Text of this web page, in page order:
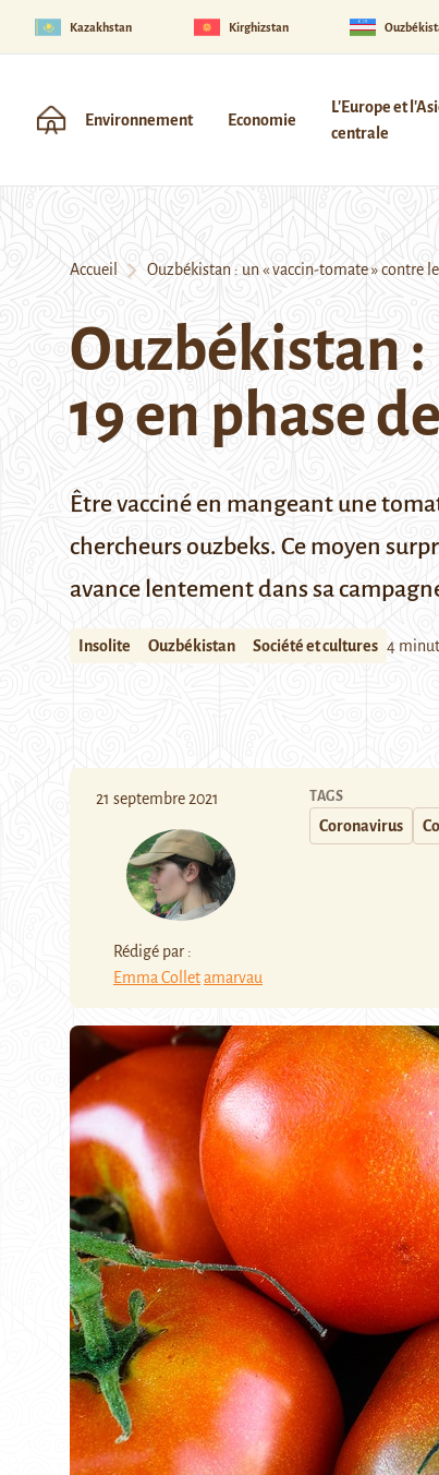
Kazakhstan Kirghizstan
Environnement Economie
L'Europe et
centrale
Accueil Ouzbékistan : un « vaccin-tomate » contre
Ouzbékistan :
19 en phase
Être vacciné en mangeant une
chercheurs ouzbeks. Ce moyen
avance lentement dans sa
Insolite Ouzbékistan Société et cultures 4
21 septembre 2021
Rédigé par :
Emma Colletamarvau
TAGS
Coronavirus